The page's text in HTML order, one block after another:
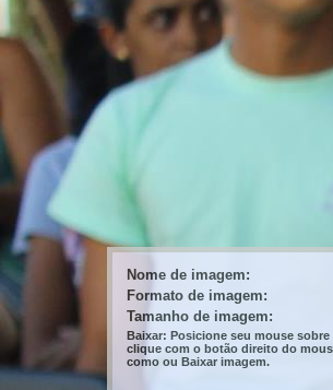
Nome de imagem:
Formato de imagem:
Tamanho de imagem:
Baixar: Posicione seu mouse
clique com o botão direito do
como ou Baixar imagem.